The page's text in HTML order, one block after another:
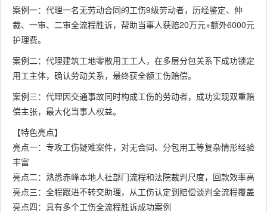
案例一：代理一名无劳动合同的工伤9级劳动者，历经鉴定、仲
裁、一审、二审全流程胜诉，帮助当事人获赔20万元+额外6000元
护理费。
案例二：代理建筑工地零散用工工人，在多层分包关系下成功锁定
用工主体，确认劳动关系，最终获全额工伤赔偿。
案例三：代理因交通事故同时构成工伤的劳动者，成功实现双重赔
偿主张，最大化当事人权益。
【特色亮点】
亮点一：专攻工伤疑难案件，对无合同、分包用工等复杂情形经验
丰富
亮点二：熟悉赤峰本地人社部门流程和法院裁判尺度，回款效率高
亮点三：全程跟进不转交助理，从工伤认定到赔偿谈判全流程覆盖
亮点四：具有多个工伤全流程胜诉成功案例